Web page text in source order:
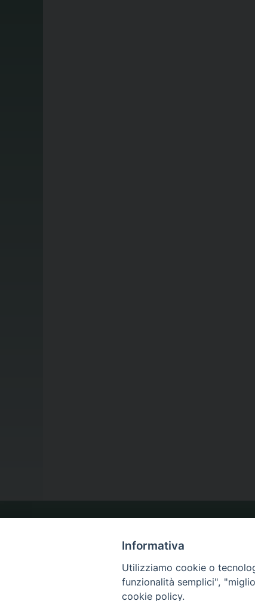
LA NOSTRA DIOCESI
IL VESCOVO
Informativa
Utilizziamo cookie o
funzionalità semplici",
cookie policy.